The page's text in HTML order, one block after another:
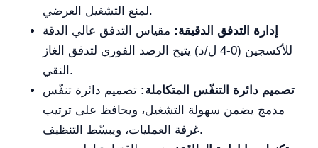
لمنع التشغيل العرضي.
إدارة التدفق الدقيقة: مقياس التدفق عالي الدقة
للأكسجين (0-4 ل/د) يتيح الرصد الفوري لتدفق الغاز
النقي.
تصميم دائرة التنفّس المتكاملة: تصميم دائرة تنفّس
مدمج يضمن سهولة التشغيل، ويحافظ على ترتيب
غرفة العمليات، ويبسّط التنظيف.